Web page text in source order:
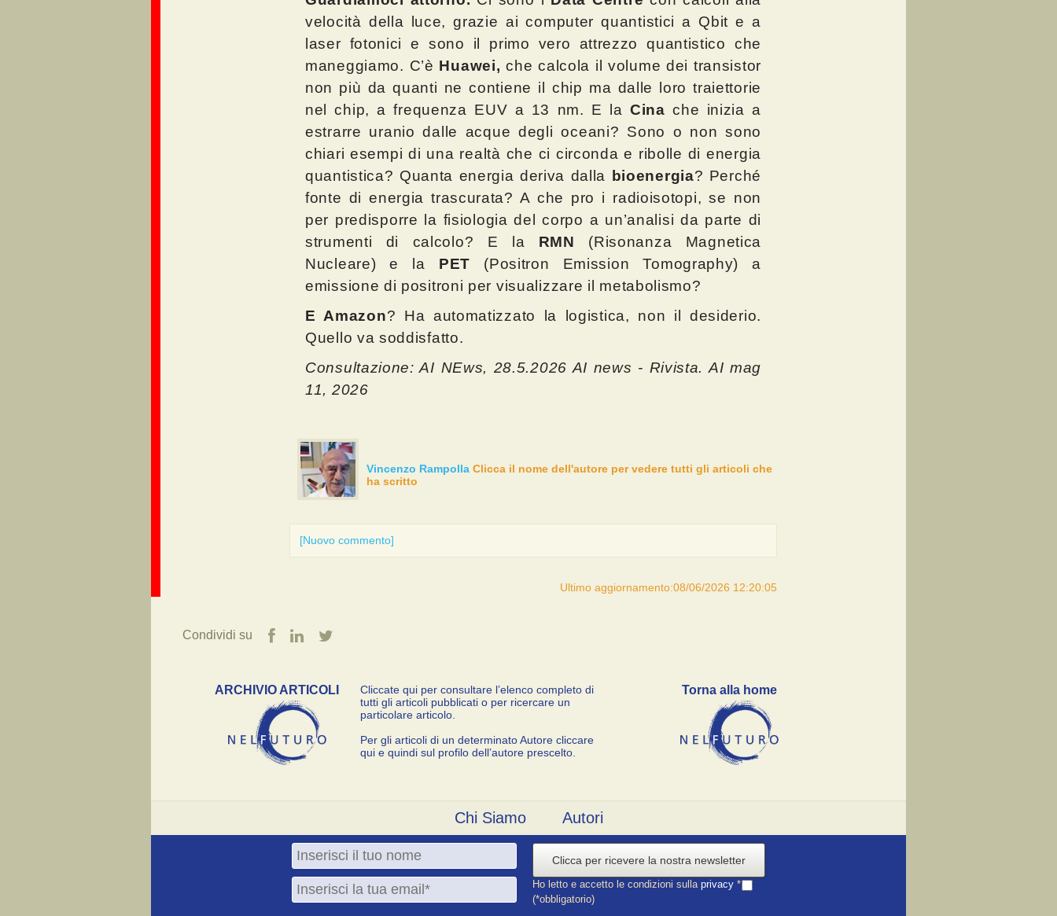
velocità della luce, grazie ai computer quantistici a Qbit e a
laser fotonici e sono il primo vero attrezzo quantistico che
maneggiamo. C’è Huawei, che calcola il volume dei transistor
non più da quanti ne contiene il chip ma dalle loro traiettorie
nel chip, a frequenza EUV a 13 nm. E la Cina che inizia a
estrarre uranio dalle acque degli oceani? Sono o non sono
chiari esempi di una realtà che ci circonda e ribolle di energia
quantistica? Quanta energia deriva dalla
bioenergia? Perché
fonte di energia trascurata? A che pro i radioisotopi, se non
per predisporre la fisiologia del corpo a un’analisi da parte di
strumenti di calcolo? E la RMN (Risonanza Magnetica
Nucleare) e la PET (Positron Emission Tomography) a
emissione di positroni per visualizzare il metabolismo?
E Amazon? Ha automatizzato la logistica, non il desiderio.
Quello va soddisfatto.
Consultazione: AI NEws, 28.5.2026 AI news - Rivista. AI mag
11, 2026
Vincenzo Rampolla Clicca il nome dell'autore per vedere tutti gli articoli che
ha scritto
[Nuovo commento]
Ultimo aggiornamento:08/06/2026 12:20:05
Condividi su
ARCHIVIO ARTICOLI
Cliccate qui per consultare l’elenco completo di
tutti gli articoli pubblicati o per ricercare un
particolare articolo.
Per gli articoli di un determinato Autore cliccare
qui e quindi sul profilo dell’autore prescelto.
Torna alla home
Chi Siamo Autori
Clicca per ricevere la nostra newsletter
Ho letto e accetto le condizioni sulla privacy *
(*obbligatorio)